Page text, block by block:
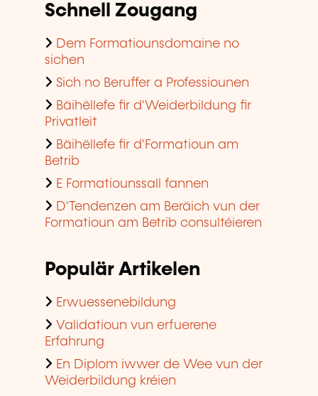
Schnell Zougang
Dem Formatiounsdomaine no
sichen
Sich no Beruffer a Professiounen
Bäihëllefe fir d'Weiderbildung fir
Privatleit
Bäihëllefe fir d'Formatioun am
Betrib
E Formatiounssall fannen
D'Tendenzen am Beräich vun der
Formatioun am Betrib consultéieren
Populär Artikelen
Erwuessenebildung
Validatioun vun erfuerene
Erfahrung
En Diplom iwwer de Wee vun der
Weiderbildung kréien